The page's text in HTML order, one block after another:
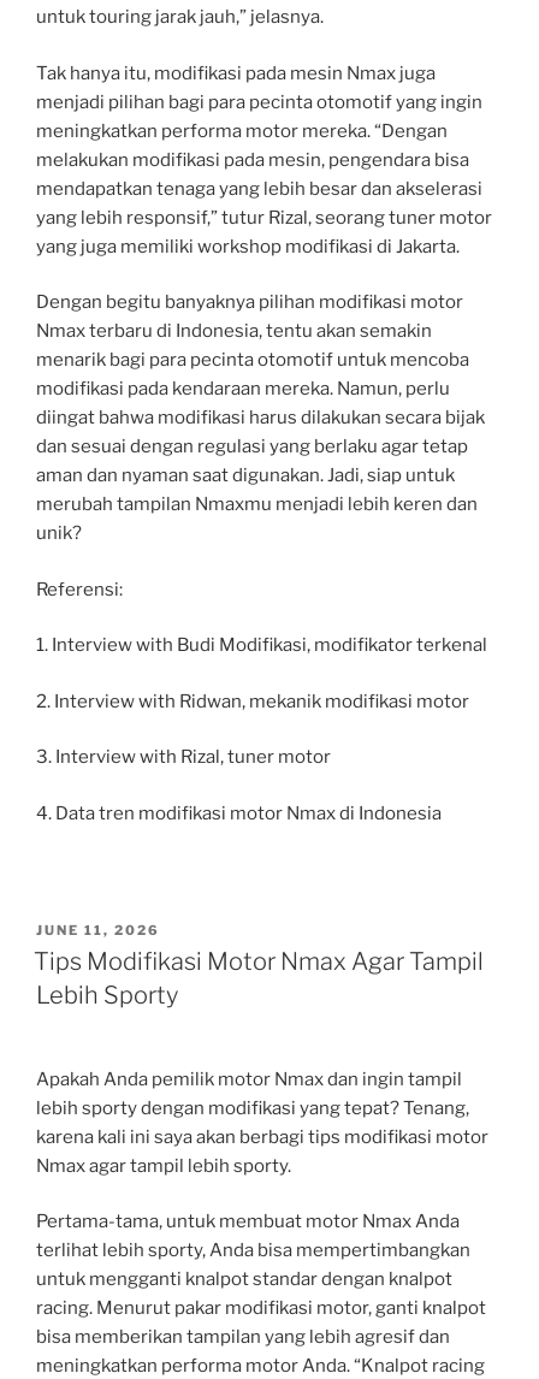
untuk touring jarak jauh,” jelasnya.
Tak hanya itu, modifikasi pada mesin Nmax juga
menjadi pilihan bagi para pecinta otomotif yang ingin
meningkatkan performa motor mereka. “Dengan
melakukan modifikasi pada mesin, pengendara bisa
mendapatkan tenaga yang lebih besar dan akselerasi
yang lebih responsif,” tutur Rizal, seorang tuner motor
yang juga memiliki workshop modifikasi di Jakarta.
Dengan begitu banyaknya pilihan modifikasi motor
Nmax terbaru di Indonesia, tentu akan semakin
menarik bagi para pecinta otomotif untuk mencoba
modifikasi pada kendaraan mereka. Namun, perlu
diingat bahwa modifikasi harus dilakukan secara bijak
dan sesuai dengan regulasi yang berlaku agar tetap
aman dan nyaman saat digunakan. Jadi, siap untuk
merubah tampilan Nmaxmu menjadi lebih keren dan
unik?
Referensi:
1. Interview with Budi Modifikasi, modifikator terkenal
2. Interview with Ridwan, mekanik modifikasi motor
3. Interview with Rizal, tuner motor
4. Data tren modifikasi motor Nmax di Indonesia
POSTED
ON
JUNE 11, 2026
Tips Modifikasi Motor Nmax Agar Tampil
Lebih Sporty
Apakah Anda pemilik motor Nmax dan ingin tampil
lebih sporty dengan modifikasi yang tepat? Tenang,
karena kali ini saya akan berbagi tips modifikasi motor
Nmax agar tampil lebih sporty.
Pertama-tama, untuk membuat motor Nmax Anda
terlihat lebih sporty, Anda bisa mempertimbangkan
untuk mengganti knalpot standar dengan knalpot
racing. Menurut pakar modifikasi motor, ganti knalpot
bisa memberikan tampilan yang lebih agresif dan
meningkatkan performa motor Anda. “Knalpot racing